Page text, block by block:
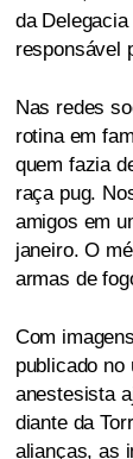
da
responsável
Nas redes
rotina em
quem fazia
raça pug.
amigos em
janeiro. O
armas de
Com
publicado
anestesista
diante da
alianças, as